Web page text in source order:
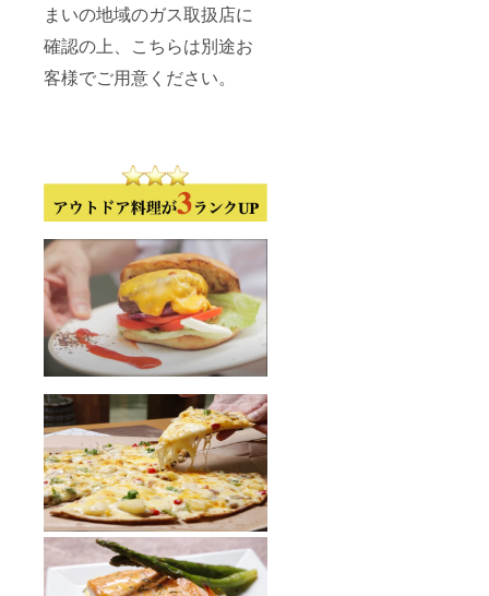
まいの地域のガス取扱店に
確認の上、こちらは別途お
客様でご用意ください。